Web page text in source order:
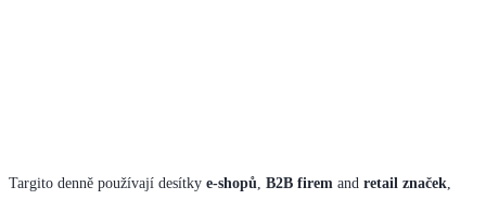
Targito denně používají desítky e-shopů, B2B firem and retail značek,